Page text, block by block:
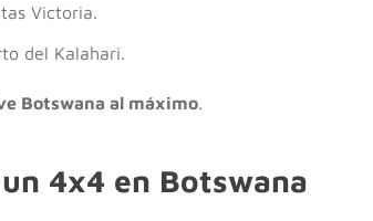
Victoria.
del Kalahari.
Botswana al máximo.
4x4 en Botswana